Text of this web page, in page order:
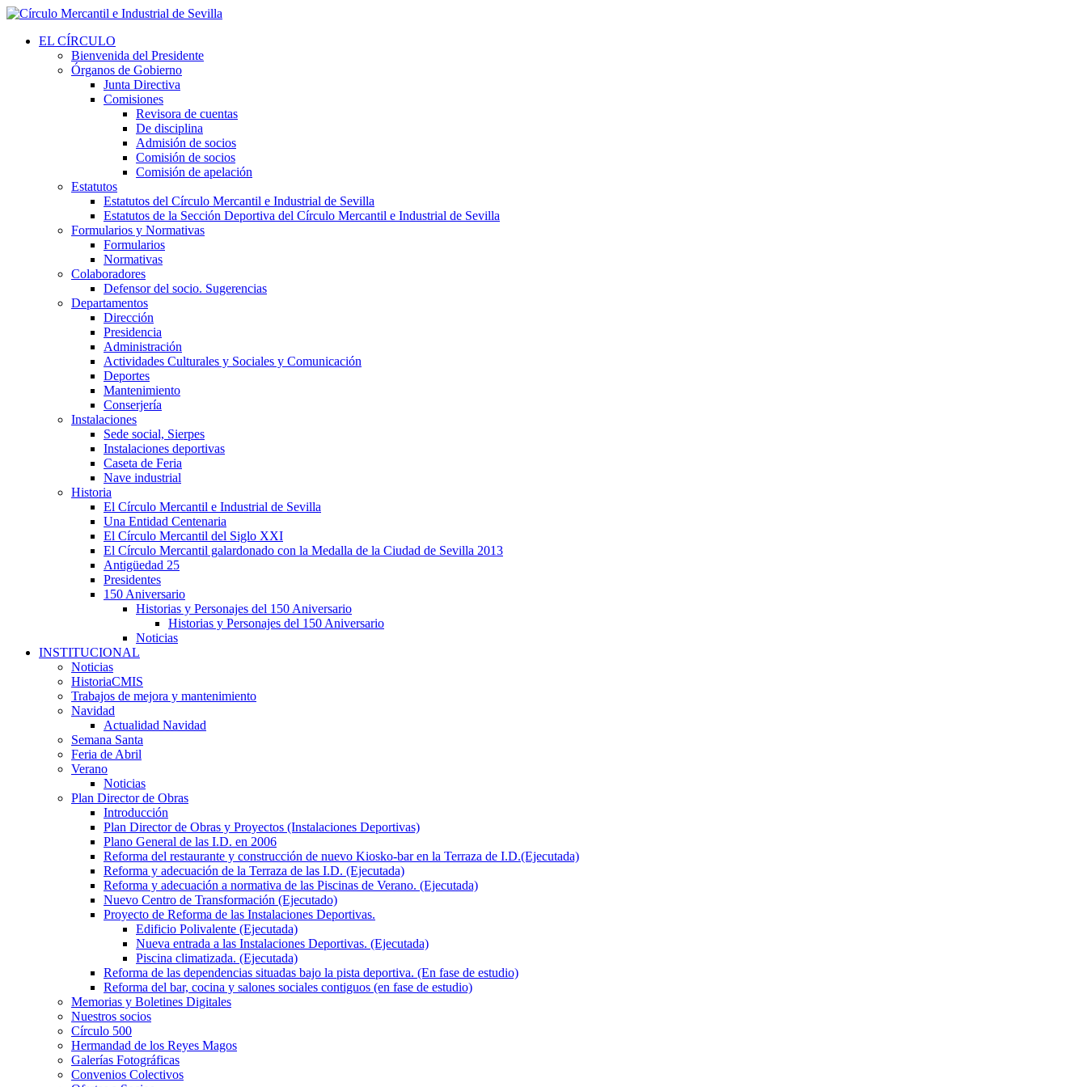
EL CÍRCULO
Bienvenida del Presidente
Órganos de Gobierno
Junta Directiva
Comisiones
Revisora de cuentas
De disciplina
Admisión de socios
Comisión de socios
Comisión de apelación
Estatutos
Estatutos del Círculo Mercantil e Industrial de Sevilla
Estatutos de la Sección Deportiva del Círculo Mercantil e Industrial de Sevilla
Formularios y Normativas
Formularios
Normativas
Colaboradores
Defensor del socio. Sugerencias
Departamentos
Dirección
Presidencia
Administración
Actividades Culturales y Sociales y Comunicación
Deportes
Mantenimiento
Conserjería
Instalaciones
Sede social, Sierpes
Instalaciones deportivas
Caseta de Feria
Nave industrial
Historia
El Círculo Mercantil e Industrial de Sevilla
Una Entidad Centenaria
El Círculo Mercantil del Siglo XXI
El Círculo Mercantil galardonado con la Medalla de la Ciudad de Sevilla 2013
Antigüedad 25
Presidentes
150 Aniversario
Historias y Personajes del 150 Aniversario
Historias y Personajes del 150 Aniversario
Noticias
INSTITUCIONAL
Noticias
HistoriaCMIS
Trabajos de mejora y mantenimiento
Navidad
Actualidad Navidad
Semana Santa
Feria de Abril
Verano
Noticias
Plan Director de Obras
Introducción
Plan Director de Obras y Proyectos (Instalaciones Deportivas)
Plano General de las I.D. en 2006
Reforma del restaurante y construcción de nuevo Kiosko-bar en la Terraza de I.D.(Ejecutada)
Reforma y adecuación de la Terraza de las I.D. (Ejecutada)
Reforma y adecuación a normativa de las Piscinas de Verano. (Ejecutada)
Nuevo Centro de Transformación (Ejecutado)
Proyecto de Reforma de las Instalaciones Deportivas.
Edificio Polivalente (Ejecutada)
Nueva entrada a las Instalaciones Deportivas. (Ejecutada)
Piscina climatizada. (Ejecutada)
Reforma de las dependencias situadas bajo la pista deportiva. (En fase de estudio)
Reforma del bar, cocina y salones sociales contiguos (en fase de estudio)
Memorias y Boletines Digitales
Nuestros socios
Círculo 500
Hermandad de los Reyes Magos
Galerías Fotográficas
Convenios Colectivos